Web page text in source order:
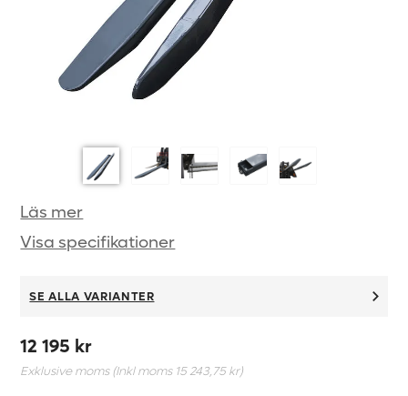
Läs mer
Visa specifikationer
SE ALLA VARIANTER
12 195 kr
Exklusive moms (Inkl moms 15 243,75 kr)